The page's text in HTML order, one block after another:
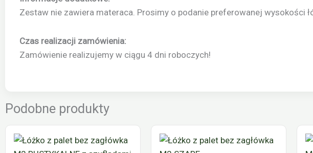
Zestaw nie zawiera materaca. Prosimy o podanie preferowanej wysokości
Czas realizacji zamówienia:
Zamówienie realizujemy w ciągu 4 dni roboczych!
Podobne produkty
cen:
od
Ten
produkt
cen:
Ten
produkt
Ten